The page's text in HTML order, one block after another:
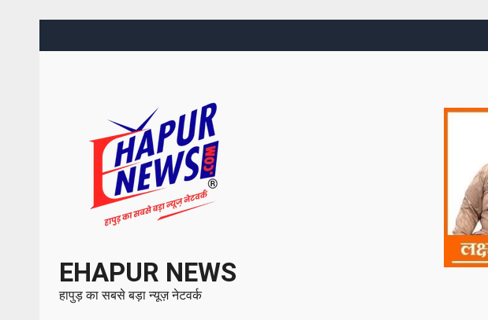
EHAPUR NEWS
हापुड़ का सबसे बड़ा न्यूज़ नेटवर्क